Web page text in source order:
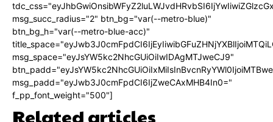
msg_succ_radius="2" btn_bg="var(--metro-blue)"
btn_bg_h="var(--metro-blue-acc)"
msg_space="eyJsYW5kc2NhcGUiOiIwIDAgMTJweCJ9"
msg_padd="eyJwb3J0cmFpdCI6IjZweCAxMHB4In0="
f_pp_font_weight="500"]
Related articles